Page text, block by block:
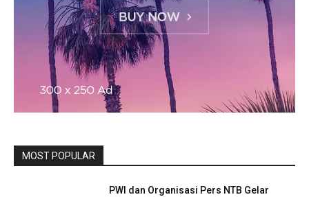
MOST POPULAR
PWI dan Organisasi Pers NTB Gelar